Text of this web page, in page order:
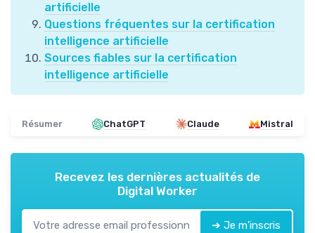
artificielle
Questions fréquentes sur la certification
intelligence artificielle
Sources fiables sur la certification
intelligence artificielle
Résumer ChatGPT Claude Mistral
Recevez les dernières actualités de
Digital Worker
➔ Je m'inscris